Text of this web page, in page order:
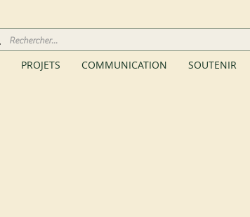
PROJETS COMMUNICATION SOUTENIR